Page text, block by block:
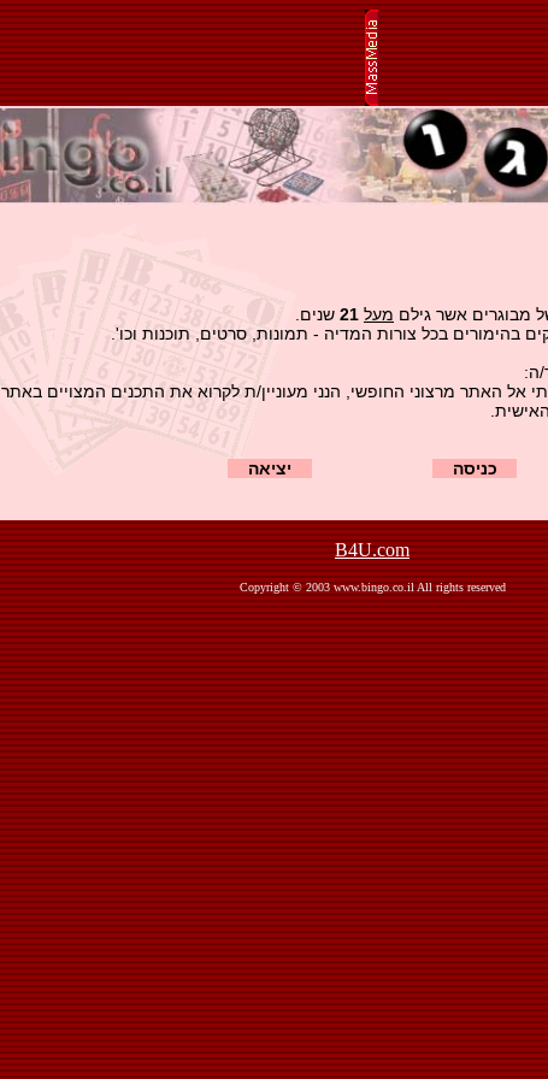
מבוגרים אשר גילם מעל 21 שנים.
בהימורים בכל צורות המדיה - תמונות, סרטים, תוכנות וכו'.
ה:
וכי גלשתי אל האתר מרצוני החופשי, הנני מעוניין/ת לקרוא את התכנים המצויים באתר
כניסה יציאה
B4U.com
Copyright © 2003 www.bingo.co.il All rights reserved